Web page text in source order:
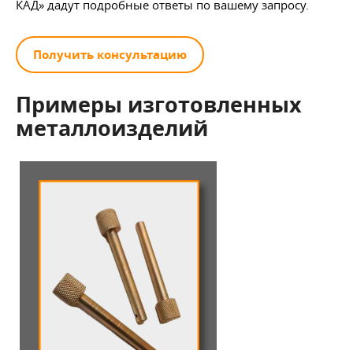
КАД» дадут подробные ответы по вашему запросу.
Получить консультацию
Примеры изготовленных
металлоизделий